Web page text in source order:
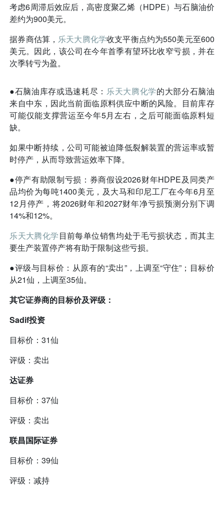
考虑6周滞后效应后，高密度聚乙烯（HDPE）与石脑油价
差约为900美元。
据券商估算， 乐天大腾化学收支平衡点约为550美元至600
美元。因此，该公司在今年首季有望环比收窄亏损，并在
次季转亏为盈。
●石脑油库存或迅速耗尽： 乐天大腾化学的大部分石脑油
来自中东，因此当前面临原料供应中断的风险。目前库存
可能仅能支撑营运至今年5月左右，之后可能面临原料短
缺。
如果中断持续，公司可能被迫降低裂解装置的营运率或暂
时停产，从而导致营运效率下降。
●停产有助限制亏损：券商假设2026财年HDPE及同类产
品均价为每吨1400美元，及大马和印尼工厂在今年6月至
12月停产，将2026财年和2027财年净亏损预测分别下调
14%和12%。
乐天大腾化学目前每单位销售均处于毛亏损状态，而其主
要生产装置停产将有助于限制这些亏损。
●评级与目标价：从原有的“卖出”，上调至“守住”；目标价
从21仙，上调至35仙。
其它证券商的目标价及评级：
Sadif投资
目标价：31仙
评级：卖出
达证券
目标价：37仙
评级：卖出
联昌国际证券
目标价：39仙
评级：减持